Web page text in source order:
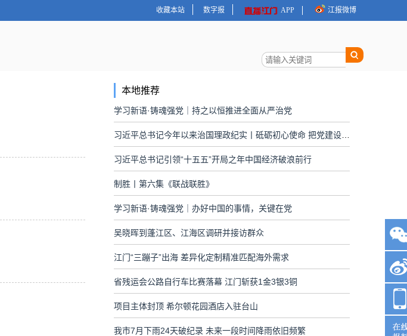
收藏本站 数字报 APP 江报微博
本地推荐
学习新语·铸魂强党｜持之以恒推进全面从严治党
习近平总书记引领“十五五”开局之年中国经济破浪前行
制胜丨第六集《联战联胜》
学习新语·铸魂强党｜办好中国的事情，关键在党
吴晓晖到蓬江区、江海区调研并接访群众
江门“三蹦子”出海 差异化定制精准匹配海外需求
省残运会公路自行车比赛落幕 江门斩获1金3银3铜
项目主体封顶 希尔顿花园酒店入驻台山
我市7月下雨24天破纪录 未来一段时间降雨依旧频繁